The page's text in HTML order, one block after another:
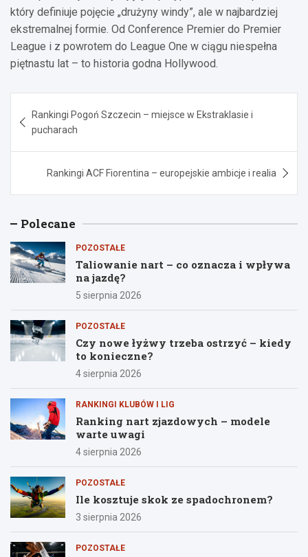
który definiuje pojęcie „drużyny windy”, ale w najbardziej
ekstremalnej formie. Od Conference Premier do Premier
League i z powrotem do League One w ciągu niespełna
piętnastu lat – to historia godna Hollywood.
wpisu
Rankingi Pogoń Szczecin – miejsce w Ekstraklasie i
pucharach
Rankingi ACF Fiorentina – europejskie ambicje i realia
Polecane
POZOSTAŁE
Taliowanie nart – co oznacza i wpływa
na jazdę?
5 sierpnia 2026
POZOSTAŁE
Czy nowe łyżwy trzeba ostrzyć – kiedy
to konieczne?
4 sierpnia 2026
RANKINGI KLUBÓW I LIG
Ranking nart zjazdowych – modele
warte uwagi
4 sierpnia 2026
POZOSTAŁE
Ile kosztuje skok ze spadochronem?
3 sierpnia 2026
POZOSTAŁE